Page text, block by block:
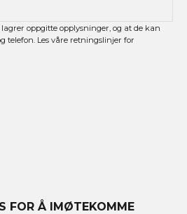
oppgitte opplysninger, og at de kan
telefon. Les våre retningslinjer for
FOR Å IMØTEKOMME